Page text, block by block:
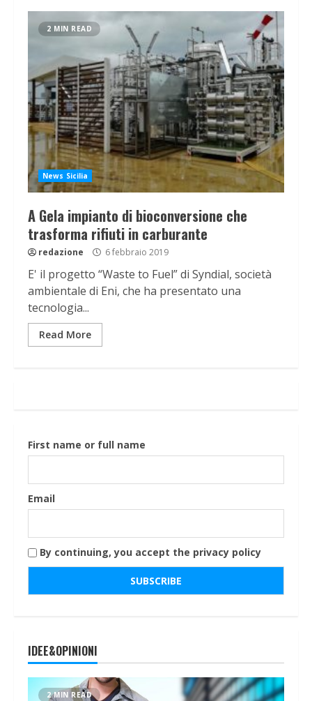
2 MIN READ
News Sicilia
A Gela impianto di bioconversione che
trasforma rifiuti in carburante
redazione 6 febbraio 2019
E' il progetto “Waste to Fuel” di Syndial, società
ambientale di Eni, che ha presentato una
tecnologia...
Read More
First name or full name
Email
By continuing, you accept the privacy policy
IDEE&OPINIONI
2 MIN READ